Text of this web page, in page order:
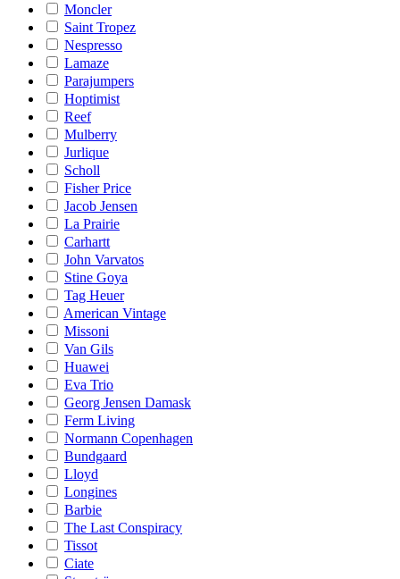
Moncler
Saint Tropez
Nespresso
Lamaze
Parajumpers
Hoptimist
Reef
Mulberry
Jurlique
Scholl
Fisher Price
Jacob Jensen
La Prairie
Carhartt
John Varvatos
Stine Goya
Tag Heuer
American Vintage
Missoni
Van Gils
Huawei
Eva Trio
Georg Jensen Damask
Ferm Living
Normann Copenhagen
Bundgaard
Lloyd
Longines
Barbie
The Last Conspiracy
Tissot
Ciate